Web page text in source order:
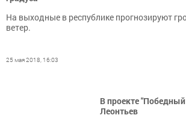
На выходные в республике прогнозируют
ветер.
25 мая 2018, 16:03
В проекте
Леонтьев